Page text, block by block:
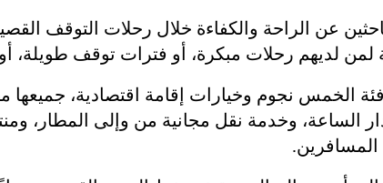
عن الراحة والكفاءة خلال رحلات التوقف
الخمس نجوم وخيارات إقامة اقتصادية، جميعها
الساعة، وخدمة نقل مجانية من وإلى المطار،
المسافرين.